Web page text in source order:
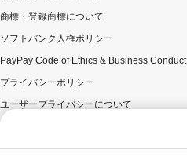
商標・登録商標について
ソフトバンク人権ポリシー
PayPay Code of Ethics & Business Conduct
プライバシーポリシー
ユーザープライバシーについて
ウェブサイト利用規約